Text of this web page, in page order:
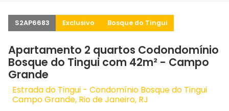
S2AP6683 Exclusivo Bosque do Tingui
Apartamento 2 quartos Codondomínio
Bosque do Tingui com 42m² - Campo
Grande
Estrada do Tingui - Condomínio Bosque do Tingui
Campo Grande, Rio de Janeiro, RJ